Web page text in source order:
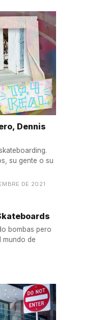
Dennis
su gente o su
DE 2021
bombas pero
mundo de